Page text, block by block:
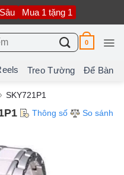
Mua 1 tặng 1
0
Treo Tường Để Bàn
SKY721P1
Thông số So sánh